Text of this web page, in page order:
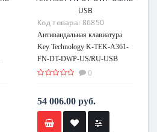
Код товара: 86850
Антивандальная клавиатура
Key Technology K-TEK-A361-
FN-DT-DWP-US/RU-USB
0
54 006.00 руб.